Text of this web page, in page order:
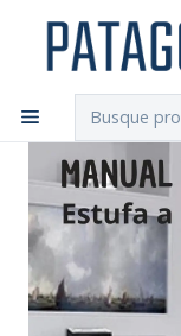
Chilexpress
Inicio Manuales